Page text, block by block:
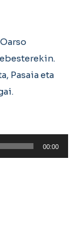
Pasaia eta
00:00